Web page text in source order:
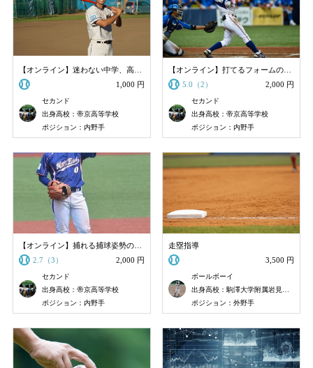
【オンライン】迷わない中学、高校選び
1,000 円
セカンド
出身高校：帝京高等学校
ポジション：内野手
5.0（2）
2,000 円
セカンド
出身高校：帝京高等学校
ポジション：内野手
【オンライン】捕れる捕球姿勢の指導
2.7（3）
2,000 円
セカンド
出身高校：帝京高等学校
ポジション：内野手
走塁指導
3,500 円
ボールボーイ
ポジション：外野手